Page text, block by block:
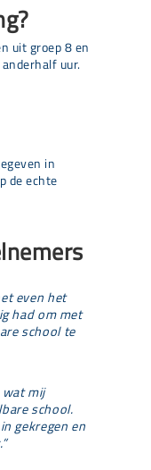
uit groep 8 en
uur.
in
de echte
even het
had om met
school te
wat mij
school.
gekregen en